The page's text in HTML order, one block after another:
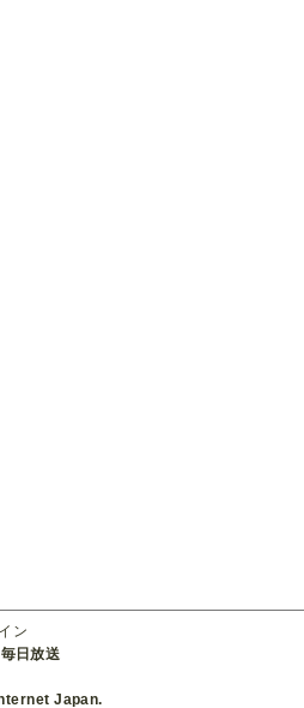
ン
日放送
Japan.